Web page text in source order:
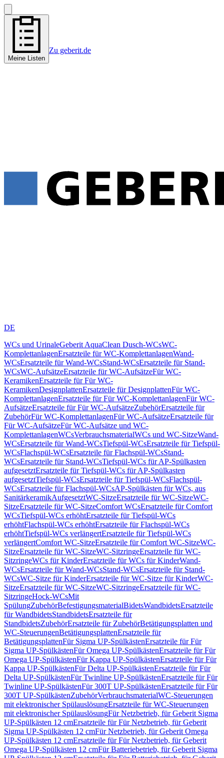
Meine Listen
Zu geberit.de
DE
WCs und UrinaleGeberit AquaClean Dusch-WCsWC-
KomplettanlagenErsatzteile für WC-KomplettanlagenWand-
WCsErsatzteile für Wand-WCsStand-WCsErsatzteile für Stand-
WCsWC-AufsätzeErsatzteile für WC-AufsätzeFür WC-
KeramikenErsatzteile für Für WC-
KeramikenDesignplattenErsatzteile für DesignplattenFür WC-
KomplettanlagenErsatzteile für Für WC-KomplettanlagenFür WC-
AufsätzeErsatzteile für Für WC-AufsätzeZubehörErsatzteile für
ZubehörFür WC-KomplettanlagenFür WC-AufsätzeErsatzteile für
Für WC-AufsätzeFür WC-Aufsätze und WC-
KomplettanlagenWCsVerbrauchsmaterialWCs und WC-SitzeWand-
WCsErsatzteile für Wand-WCsTiefspül-WCsErsatzteile für Tiefspül-
WCsFlachspül-WCsErsatzteile für Flachspül-WCsStand-
WCsErsatzteile für Stand-WCsTiefspül-WCs für AP-Spülkasten
aufgesetztErsatzteile für Tiefspül-WCs für AP-Spülkasten
aufgesetztTiefspül-WCsErsatzteile für Tiefspül-WCsFlachspül-
WCsErsatzteile für Flachspül-WCsAP-Spülkästen für WCs, aus
SanitärkeramikAufgesetztWC-SitzeErsatzteile für WC-SitzeWC-
SitzeErsatzteile für WC-SitzeComfort WCsErsatzteile für Comfort
WCsTiefspül-WCs erhöhtErsatzteile für Tiefspül-WCs
erhöhtFlachspül-WCs erhöhtErsatzteile für Flachspül-WCs
erhöhtTiefspül-WCs verlängertErsatzteile für Tiefspül-WCs
verlängertComfort WC-SitzeErsatzteile für Comfort WC-SitzeWC-
SitzeErsatzteile für WC-SitzeWC-SitzringeErsatzteile für WC-
SitzringeWCs für KinderErsatzteile für WCs für KinderWand-
WCsErsatzteile für Wand-WCsStand-WCsErsatzteile für Stand-
WCsWC-Sitze für KinderErsatzteile für WC-Sitze für KinderWC-
SitzeErsatzteile für WC-SitzeWC-SitzringeErsatzteile für WC-
SitzringeHock-WCsMit
SpülungZubehörBefestigungsmaterialBidetsWandbidetsErsatzteile
für WandbidetsStandbidetsErsatzteile für
StandbidetsZubehörErsatzteile für ZubehörBetätigungsplatten und
WC-SteuerungenBetätigungsplattenErsatzteile für
BetätigungsplattenFür Sigma UP-SpülkästenErsatzteile für Für
Sigma UP-SpülkästenFür Omega UP-SpülkästenErsatzteile für Für
Omega UP-SpülkästenFür Kappa UP-SpülkästenErsatzteile für Für
Kappa UP-SpülkästenFür Delta UP-SpülkästenErsatzteile für Für
Delta UP-SpülkästenFür Twinline UP-SpülkästenErsatzteile für Für
Twinline UP-SpülkästenFür 300T UP-SpülkästenErsatzteile für Für
300T UP-SpülkästenZubehörVerbrauchsmaterialWC-Steuerungen
mit elektronischer SpülauslösungErsatzteile für WC-Steuerungen
mit elektronischer SpülauslösungFür Netzbetrieb, für Geberit Sigma
UP-Spülkästen 12 cmErsatzteile für Für Netzbetrieb, für Geberit
Sigma UP-Spülkästen 12 cmFür Netzbetrieb, für Geberit Omega
UP-Spülkästen 12 cmErsatzteile für Für Netzbetrieb, für Geberit
Omega UP-Spülkästen 12 cmFür Batteriebetrieb, für Geberit Sigma